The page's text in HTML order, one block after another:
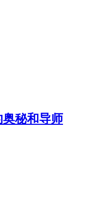
秘和导师